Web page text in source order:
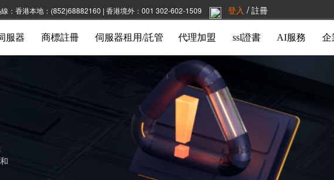
線：香港本地：(852)68882160 | 香港境外：001 302-602-1509 登入 / 註冊
服器 商標註冊 伺服器租用/託管 代理加盟 ssl證書 AI服務 企